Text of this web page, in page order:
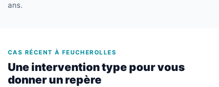
ans.
CAS RÉCENT À FEUCHEROLLES
Une intervention type pour vous
donner un repère